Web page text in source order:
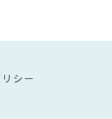
シー